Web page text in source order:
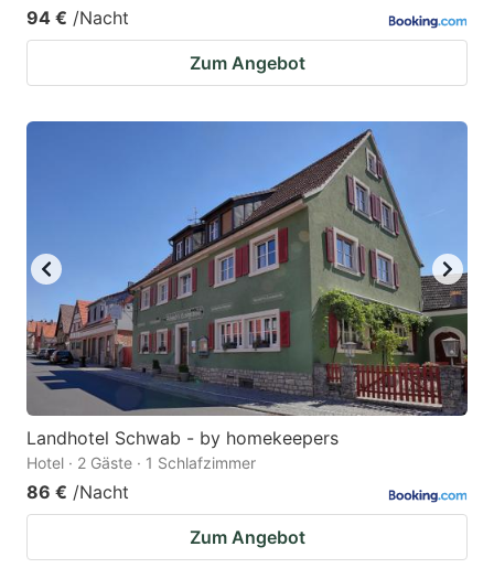
94 € /Nacht
Zum Angebot
Landhotel Schwab - by homekeepers
Hotel · 2 Gäste · 1 Schlafzimmer
86 € /Nacht
Zum Angebot